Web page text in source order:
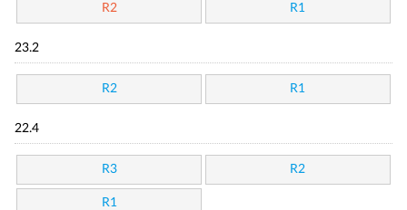
R2 R1
23.2
R2 R1
22.4
R3 R2
R1